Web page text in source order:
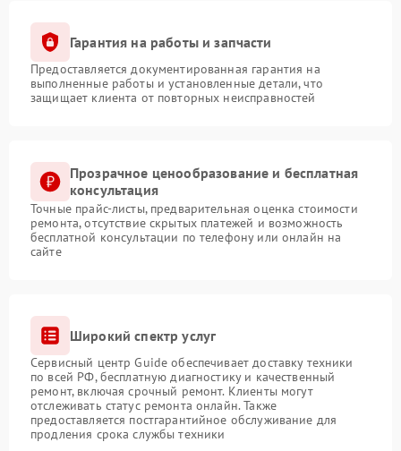
Гарантия на работы и запчасти
Предоставляется документированная гарантия на
выполненные работы и установленные детали, что
защищает клиента от повторных неисправностей
Прозрачное ценообразование и бесплатная
консультация
Точные прайс-листы, предварительная оценка стоимости
ремонта, отсутствие скрытых платежей и возможность
бесплатной консультации по телефону или онлайн на
сайте
Широкий спектр услуг
Сервисный центр Guide обеспечивает доставку техники
по всей РФ, бесплатную диагностику и качественный
ремонт, включая срочный ремонт. Клиенты могут
отслеживать статус ремонта онлайн. Также
предоставляется постгарантийное обслуживание для
продления срока службы техники